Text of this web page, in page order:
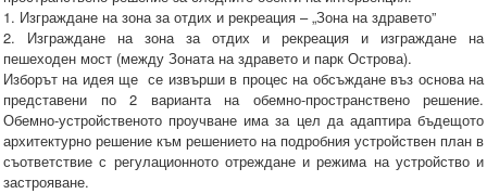
1. Изграждане на зона за отдих и рекреация – „Зона на здравето”
2. Изграждане на зона за отдих и рекреация и изграждане на
пешеходен мост (между Зоната на здравето и парк Острова).
Изборът на идея ще се извърши в процес на обсъждане въз основа на
представени по 2 варианта на обемно-пространствено решение.
Обемно-устройственото проучване има за цел да адаптира бъдещото
архитектурно решение към решението на подробния устройствен план в
съответствие с регулационното отреждане и режима на устройство и
застрояване.